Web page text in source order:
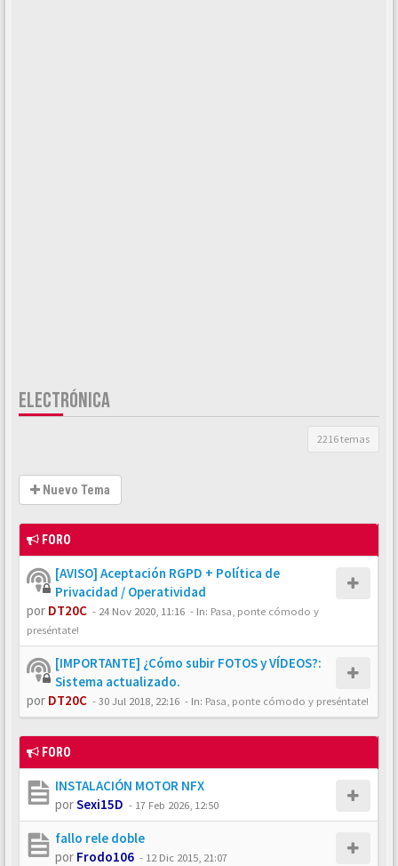
ELECTRÓNICA
2216 temas
Nuevo Tema
FORO
[AVISO] Aceptación RGPD + Política de
Privacidad / Operatividad
por DT20C - 24 Nov 2020, 11:16 - In: Pasa, ponte cómodo y
preséntate!
[IMPORTANTE] ¿Cómo subir FOTOS y VÍDEOS?:
Sistema actualizado.
por DT20C -30 Jul 2018, 22:16 - In: Pasa, ponte cómodo y preséntate!
FORO
INSTALACIÓN MOTOR NFX
porSexi15D - 17 Feb 2026, 12:50
fallo rele doble
por Frodo106 - 12 Dic 2015, 21:07